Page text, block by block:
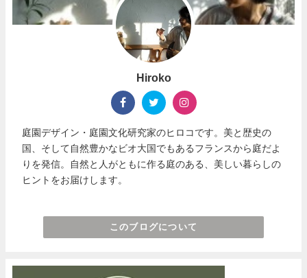
Hiroko
庭園デザイン・庭園文化研究家のヒロコです。美と歴史の
国、そして自然豊かなビオ大国でもあるフランスから庭だよ
りを発信。自然と人がともに作る庭のある、美しい暮らしの
ヒントをお届けします。
このブログについて